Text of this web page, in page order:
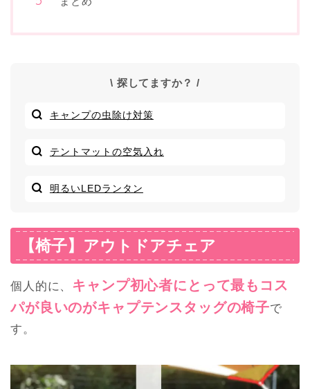
\ 探してますか？ /
キャンプの虫除け対策
テントマットの空気入れ
明るいLEDランタン
【椅子】アウトドアチェア
個人的に、 キャンプ初心者にとって最もコス
パが良いのがキャプテンスタッグの椅子で
す。